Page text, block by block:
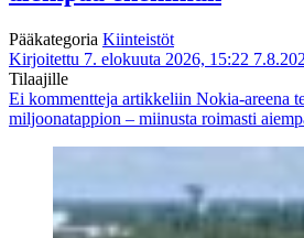
Pääkategoria Kiinteistöt
Kirjoitettu 7. elokuuta 2026, 15:22
Tilaajille
Ei kommentteja artikkeliin Nokia-areena
miljoonatappion – miinusta roimasti